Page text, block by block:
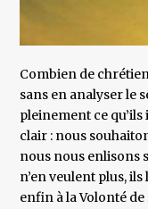
Combien de
sans en analyser le
pleinement ce
clair : nous
nous nous enlisons
n’en veulent plus,
enfin à la Volonté